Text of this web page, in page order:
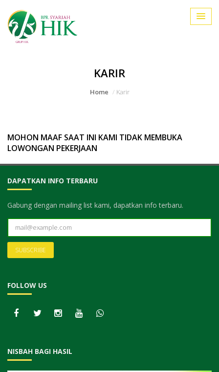
KARIR
Home Karir
MOHON MAAF SAAT INI KAMI TIDAK MEMBUKA
LOWONGAN PEKERJAAN
DAPATKAN INFO TERBARU
Gabung dengan mailing list kami, dapatkan info terbaru.
FOLLOW US
NISBAH BAGI HASIL